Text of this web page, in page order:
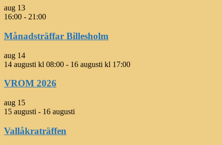
aug 13
16:00 - 21:00
Månadsträffar Billesholm
aug 14
14 augusti kl 08:00 - 16 augusti kl 17:00
VROM 2026
aug 15
15 augusti - 16 augusti
Vallåkraträffen